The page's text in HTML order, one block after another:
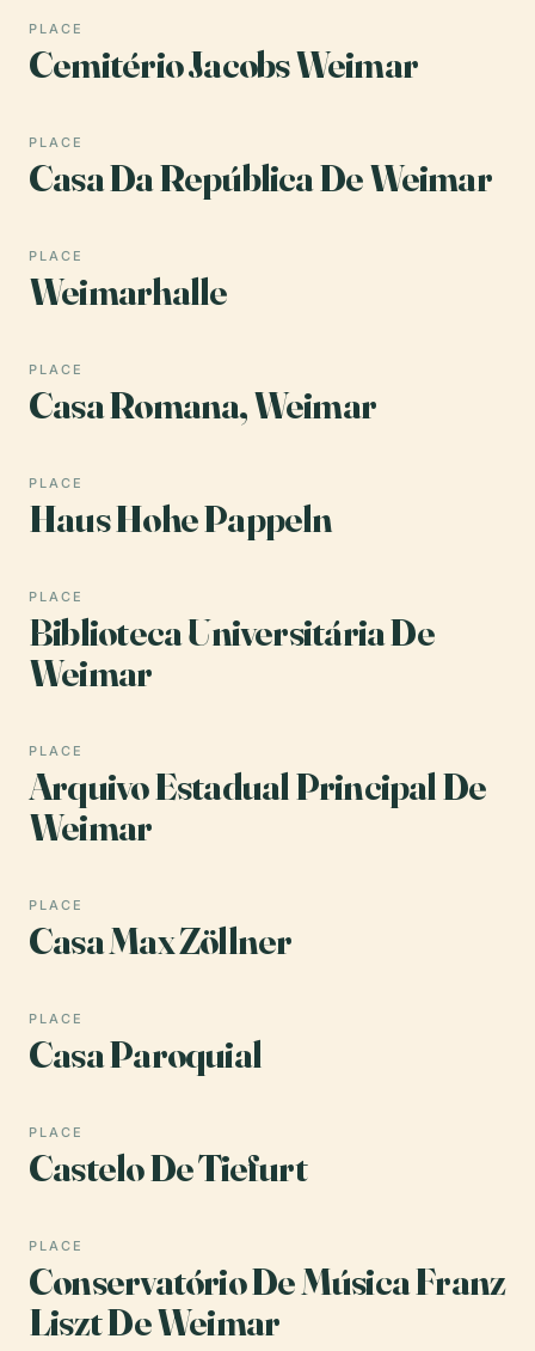
PLACE
Cemitério Jacobs Weimar
PLACE
Casa Da República De Weimar
PLACE
Weimarhalle
PLACE
Casa Romana, Weimar
PLACE
Haus Hohe Pappeln
PLACE
Biblioteca Universitária De
Weimar
PLACE
Arquivo Estadual Principal De
Weimar
PLACE
Casa Max Zöllner
PLACE
Casa Paroquial
PLACE
Castelo De Tiefurt
PLACE
Conservatório De Música Franz
Liszt De Weimar